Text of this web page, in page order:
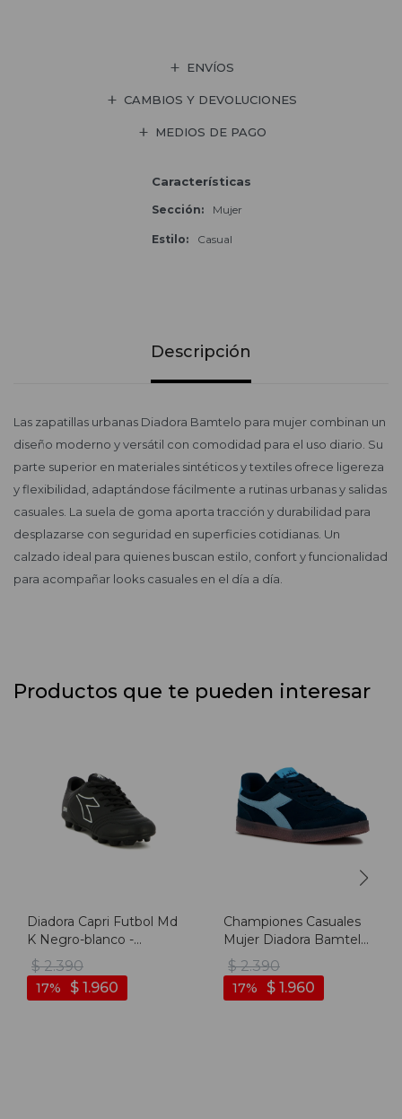
ENVÍOS
CAMBIOS Y DEVOLUCIONES
MEDIOS DE PAGO
Características
Sección Mujer
Estilo Casual
Descripción
Las zapatillas urbanas Diadora Bamtelo para mujer combinan un
diseño moderno y versátil con comodidad para el uso diario. Su
parte superior en materiales sintéticos y textiles ofrece ligereza
y flexibilidad, adaptándose fácilmente a rutinas urbanas y salidas
casuales. La suela de goma aporta tracción y durabilidad para
desplazarse con seguridad en superficies cotidianas. Un
calzado ideal para quienes buscan estilo, confort y funcionalidad
para acompañar looks casuales en el día a día.
Productos que te pueden interesar
Diadora Capri Futbol Md
K Negro-blanco -
Negro-blanco
$ 2.390
$ 1.960
17
Championes Casuales
Mujer Diadora Bamtelo
- Marino-azul Claro
$ 2.390
$ 1.960
17